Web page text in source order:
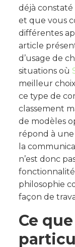
déjà constaté
et que vous
différentes
article
d’usage de
situations où
meilleur
ce type de
classement
de modèles
répond à
la
n’est donc
philosophie
façon de
Ce